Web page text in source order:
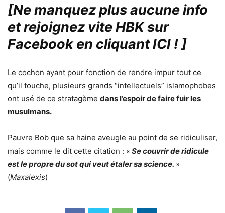
[Ne manquez plus aucune info
et rejoignez vite HBK sur
Facebook en cliquant ICI !]
Le cochon ayant pour fonction de rendre impur tout ce
qu’il touche, plusieurs grands “intellectuels” islamophobes
ont usé de ce stratagème dans l’espoir de faire fuir les
musulmans.
Pauvre Bob que sa haine aveugle au point de se ridiculiser,
mais comme le dit cette citation : « Se couvrir de ridicule
est le propre du sot qui veut étaler sa science. »
(Maxalexis)